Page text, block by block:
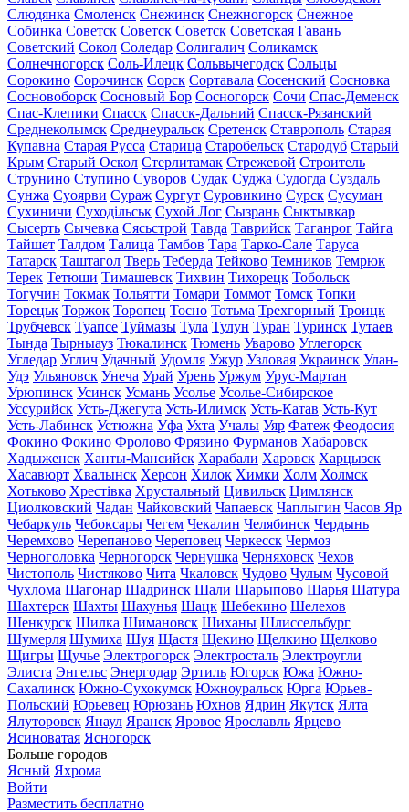
Слюдянка Смоленск Снежинск Снежногорск Снежное
Собинка Советск Советск Советск Советская Гавань
Советский Сокол Соледар Солигалич Соликамск
Солнечногорск Соль-Илецк Сольвычегодск Сольцы
Сорокино Сорочинск Сорск Сортавала Сосенский Сосновка
Сосновоборск Сосновый Бор Сосногорск Сочи Спас-Деменск
Спас-Клепики Спасск Спасск-Дальний Спасск-Рязанский
Среднеколымск Среднеуральск Сретенск Ставрополь Старая
Купавна Старая Русса Старица Старобельск Стародуб Старый
Крым Старый Оскол Стерлитамак Стрежевой Строитель
Струнино Ступино Суворов Судак Суджа Судогда Суздаль
Сунжа Суоярви Сураж Сургут Суровикино Сурск Сусуман
Сухиничи Суходільськ Сухой Лог Сызрань Сыктывкар
Сысерть Сычевка Сясьстрой Тавда Таврийск Таганрог Тайга
Тайшет Талдом Талица Тамбов Тара Тарко-Сале Таруса
Татарск Таштагол Тверь Теберда Тейково Темников Темрюк
Терек Тетюши Тимашевск Тихвин Тихорецк Тобольск
Тогучин Токмак Тольятти Томари Томмот Томск Топки
Торецьк Торжок Торопец Тосно Тотьма Трехгорный Троицк
Трубчевск Туапсе Туймазы Тула Тулун Туран Туринск Тутаев
Тында Тырныауз Тюкалинск Тюмень Уварово Углегорск
Угледар Углич Удачный Удомля Ужур Узловая Украинск Улан-
Удэ Ульяновск Унеча Урай Урень Уржум Урус-Мартан
Урюпинск Усинск Усмань Усолье Усолье-Сибирское
Уссурийск Усть-Джегута Усть-Илимск Усть-Катав Усть-Кут
Усть-Лабинск Устюжна Уфа Ухта Учалы Уяр Фатеж Феодосия
Фокино Фокино Фролово Фрязино Фурманов Хабаровск
Хадыженск Ханты-Мансийск Харабали Харовск Харцызск
Хасавюрт Хвалынск Херсон Хилок Химки Холм Холмск
Хотьково Хрестівка Хрустальный Цивильск Цимлянск
Циолковский Чадан Чайковский Чапаевск Чаплыгин Часов Яр
Чебаркуль Чебоксары Чегем Чекалин Челябинск Чердынь
Черемхово Черепаново Череповец Черкесск Чермоз
Черноголовка Черногорск Чернушка Черняховск Чехов
Чистополь Чистяково Чита Чкаловск Чудово Чулым Чусовой
Чухлома Шагонар Шадринск Шали Шарыпово Шарья Шатура
Шахтерск Шахты Шахунья Шацк Шебекино Шелехов
Шенкурск Шилка Шимановск Шиханы Шлиссельбург
Шумерля Шумиха Шуя Щастя Щекино Щелкино Щелково
Щигры Щучье Электрогорск Электросталь Электроугли
Элиста Энгельс Энергодар Эртиль Югорск Южа Южно-
Сахалинск Южно-Сухокумск Южноуральск Юрга Юрьев-
Польский Юрьевец Юрюзань Юхнов Ядрин Якутск Ялта
Ялуторовск Янаул Яранск Яровое Ярославль Ярцево
Ясиноватая Ясногорск
Больше городов
Ясный Яхрома
Войти
Разместить бесплатно